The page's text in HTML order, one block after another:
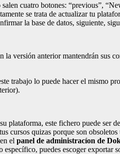
cuatro botones: “previous”,
se trata de actualizar tu
la base de datos, siguiente,
versión anterior mantendrán sus
trabajo lo puede hacer el mismo
plataforma, este fichero puede
quizas porque son
el panel de administracíon de
puedes escoger exportar